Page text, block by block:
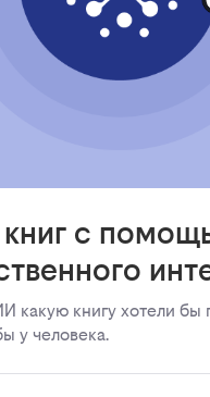
книг с
какую книгу хотели бы
у человека.